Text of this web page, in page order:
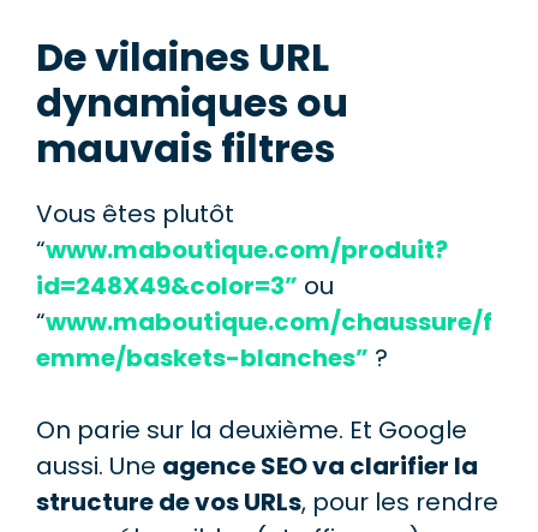
De vilaines URL
dynamiques ou
mauvais filtres
Vous êtes plutôt
“www.maboutique.com/produit?
id=248X49&color=3” ou
“www.maboutique.com/chaussure/f
emme/baskets-blanches” ?
On parie sur la deuxième. Et Google
aussi. Une agence SEO va clarifier la
structure de vos URLs, pour les rendre